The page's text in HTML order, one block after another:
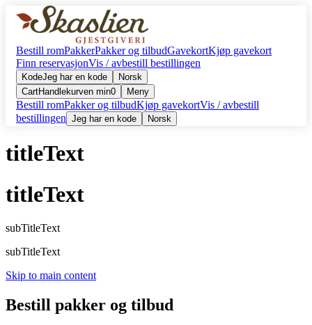
Bestill romPakkerPakker og tilbudGavekortKjøp gavekort
Finn reservasjonVis / avbestill bestillingen
KodeJeg har en kode
Norsk
CartHandlekurven min0 Meny
Bestill romPakker og tilbudKjøp gavekortVis / avbestill
bestillingen Jeg har en kode Norsk
titleText
titleText
subTitleText
subTitleText
Skip to main content
Bestill pakker og tilbud